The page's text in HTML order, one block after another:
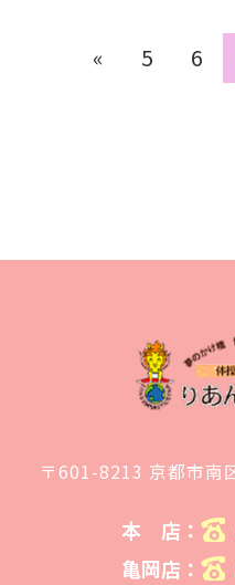
« 5 6
〒601-8213 京都市南
本 店：
亀岡店：